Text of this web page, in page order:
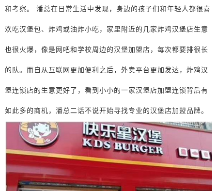
和考察。 潘总在日常生活中发现，身边的孩子们和年轻人都很喜
欢吃汉堡包、炸鸡或油炸小吃，家里附近的几家炸鸡汉堡店生意
也很火爆，像是网吧和学校周边的汉堡加盟店，每次都要排很长
的队。而自从互联网更加便利之后，外卖平台更加发达，炸鸡汉
堡连锁店的生意更好了，看到小小的一家汉堡店加盟连锁背后有
如此多的商机，潘总二话不说开始寻找专业的汉堡店加盟品牌。